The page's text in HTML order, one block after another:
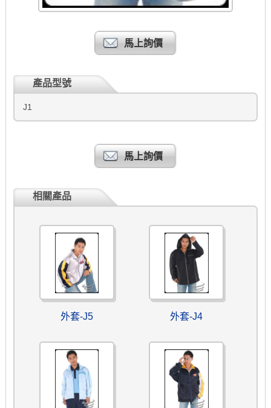
馬上詢價
產品型號
J1
馬上詢價
相關產品
外套-J5 外套-J4